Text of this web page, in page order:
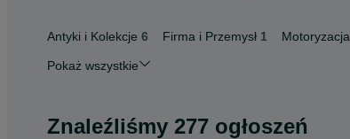
Antyki i Kolekcje 6 Firma i Przemysł 1 Motoryzacja
Pokaż wszystkie
Znaleźliśmy 277 ogłoszeń